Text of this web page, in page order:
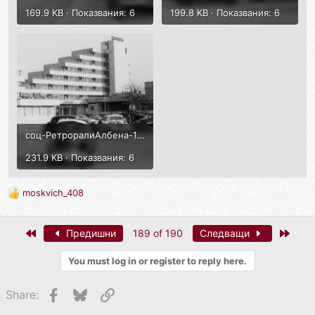
169.9 KB · Показвания: 6
199.8 KB · Показвания: 6
соц-РетроралиАлбена-1973г-6.jpg
231.9 KB · Показвания: 6
R
s
moskvich_408
First Предишни 189 of 190 Следващи
You must log in or register to reply here.
Share: Facebook
BlueskyLink